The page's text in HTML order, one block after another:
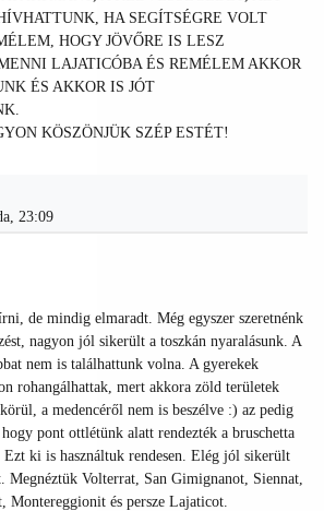
HA SEGÍTSÉGRE VOLT
HOGY JÖVŐRE IS LESZ
LAJATICÓBA ÉS REMÉLEM AKKOR
ÉS AKKOR IS JÓT
KÖSZÖNJÜK SZÉP ESTÉT!
23:09
de mindig elmaradt. Még egyszer szeretnénk
nagyon jól sikerült a toszkán nyaralásunk. A
nem is találhattunk volna. A gyerekek
rohangálhattak, mert akkora zöld területek
a medencéről nem is beszélve :) az pedig
pont ottlétünk alatt rendezték a bruschetta
ki is használtuk rendesen. Elég jól sikerült
Megnéztük Volterrat, San Gimignanot, Siennat,
Montereggionit és persze Lajaticot.